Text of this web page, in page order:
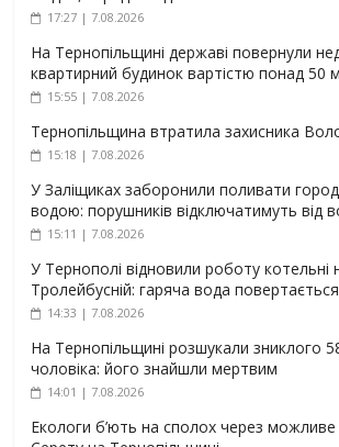
17:27 | 7.08.2026
На Тернопільщині державі повернули
квартирний будинок вартістю понад 50
15:55 | 7.08.2026
Тернопільщина втратила захисника
15:18 | 7.08.2026
У Заліщиках заборонили поливати
водою: порушників відключатимуть від
15:11 | 7.08.2026
У Тернополі відновили роботу котельні
Тролейбусній: гаряча вода повертається
14:33 | 7.08.2026
На Тернопільщині розшукали зниклого
чоловіка: його знайшли мертвим
14:01 | 7.08.2026
Екологи б’ють на сполох через